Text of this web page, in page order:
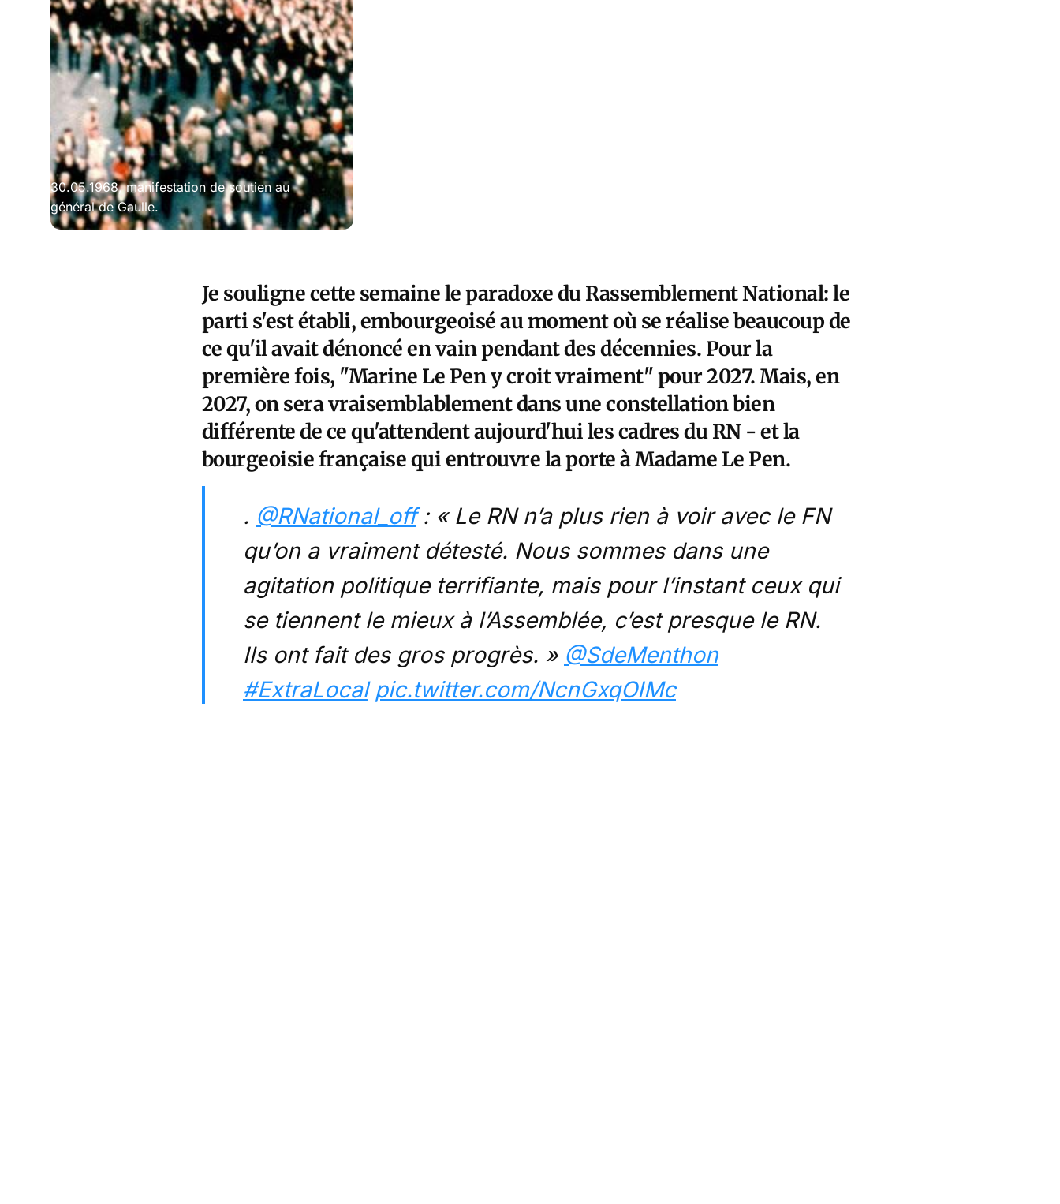
30.05.1968, manifestation de soutien au
général de Gaulle.
Je souligne cette semaine le paradoxe du Rassemblement National: le
parti s'est établi, embourgeoisé au moment où se réalise beaucoup de
ce qu'il avait dénoncé en vain pendant des décennies. Pour la
première fois, "Marine Le Pen y croit vraiment" pour 2027. Mais, en
2027, on sera vraisemblablement dans une constellation bien
différente de ce qu'attendent aujourd'hui les cadres du RN - et la
bourgeoisie française qui entrouvre la porte à Madame Le Pen.
. @RNational_off: « Le RN n’a plus rien à voir avec le FN
qu’on a vraiment détesté. Nous sommes dans une
agitation politique terrifiante, mais pour l’instant ceux qui
se tiennent le mieux à l’Assemblée, c’est presque le RN.
Ils ont fait des gros progrès. » @SdeMenthon
#ExtraLocal pic.twitter.com/NcnGxqOIMc